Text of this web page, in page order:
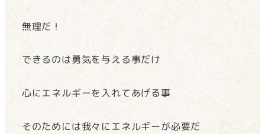
無理だ！
できるのは勇気を与える事だけ
心にエネルギーを入れてあげる事
そのためには我々にエネルギーが必要だ